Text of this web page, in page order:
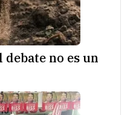
no es un